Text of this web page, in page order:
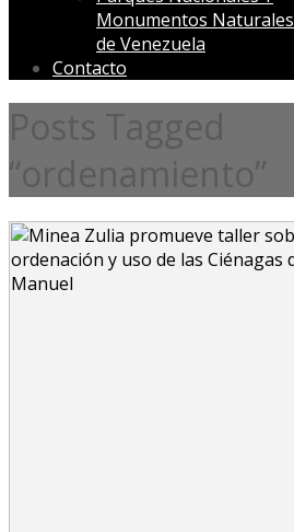
Monumentos Naturales
de Venezuela
Contacto
Posts Tagged
“ordenamiento”